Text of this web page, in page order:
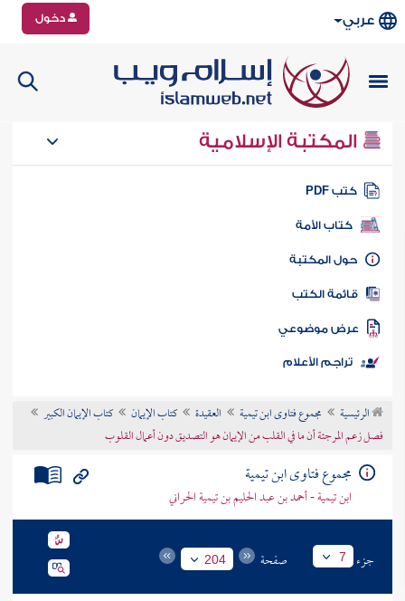
عربي دخول
المكتبة الإسلامية
كتب PDF
كتاب الأمة
المكتبة
الكتب
موضوعي
تراجم الأعلام
الرئيسية مجموع فتاوى ابن تيمية العقيدة كتاب الإيمان
كتاب الإيمان الكبير
فصل زعم المرجئة أن ما في القلب من الإيمان هو التصديق دون أعمال القلوب
مجموع فتاوى ابن تيمية
ابن تيمية - أحمد بن عبد الحليم بن تيمية الحراني
جزء 7 صفحة 204